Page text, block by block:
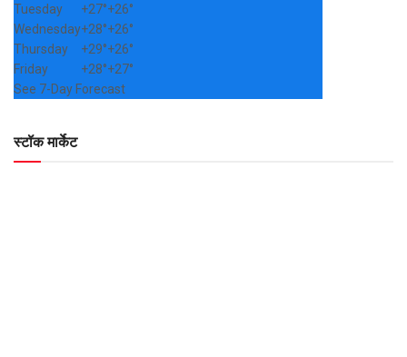
Tuesday
+27°+26°
Wednesday+28°+26°
Thursday
+29°+26°
Friday
+28°+27°
See 7-Day Forecast
स्टॉक मार्केट